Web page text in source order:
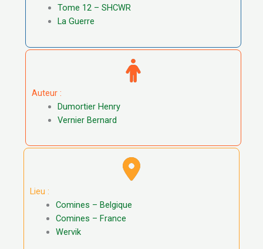
Tome 12 – SHCWR
La Guerre
Auteur :
Dumortier Henry
Vernier Bernard
Lieu :
Comines – Belgique
Comines – France
Wervik